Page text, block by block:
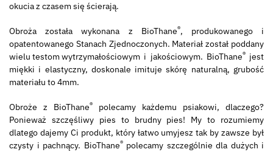
okucia z czasem się ścierają.
Obroża została wykonana z BioThane®, produkowanego i
opatentowanego Stanach Zjednoczonych. Materiał został poddany
wielu testom wytrzymałościowym i jakościowym. BioThane®jest
miękki i elastyczny, doskonale imituje skórę naturalną, grubość
materiału to 4mm.
Obroże z BioThane®
polecamy każdemu psiakowi, dlaczego?
Ponieważ szczęśliwy pies to brudny pies! My to rozumiemy
dlatego dajemy Ci produkt, który łatwo umyjesz tak by zawsze był
czysty i pachnący. BioThane®polecamy szczególnie dla dużych i